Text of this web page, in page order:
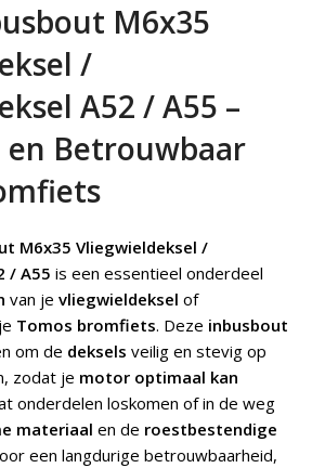
M6x35
/
A52 / A55 –
en Betrouwbaar
M6x35 Vliegwieldeksel /
/ A55 is een essentieel onderdeel
van je vliegwieldeksel of
Tomos bromfiets. Deze inbusbout
om de deksels veilig en stevig op
zodat je motor optimaal kan
onderdelen loskomen of in de weg
materiaal en de roestbestendige
een langdurige betrouwbaarheid,